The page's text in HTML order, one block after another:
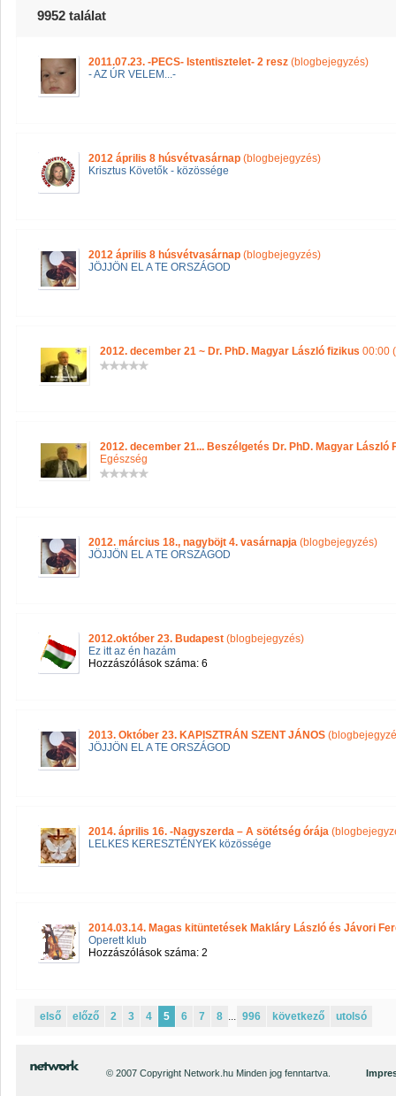
9952 találat
2011.07.23. -PECS- Istentisztelet- 2 resz (blogbejegyzés)
- AZ ÚR VELEM...-
2012 április 8 húsvétvasárnap (blogbejegyzés)
Krisztus Követők - közössége
2012 április 8 húsvétvasárnap (blogbejegyzés)
JÖJJÖN EL A TE ORSZÁGOD
2012. december 21 ~ Dr. PhD. Magyar László fizikus 00:00
2012. december 21... Beszélgetés Dr. PhD. Magyar László
Egészség
2012. március 18., nagyböjt 4. vasárnapja (blogbejegyzés)
JÖJJÖN EL A TE ORSZÁGOD
2012.október 23. Budapest (blogbejegyzés)
Ez itt az én hazám
Hozzászólások száma: 6
2013. Október 23. KAPISZTRÁN SZENT JÁNOS
JÖJJÖN EL A TE ORSZÁGOD
2014. április 16. -Nagyszerda – A sötétség órája
LELKES KERESZTÉNYEK közössége
2014.03.14. Magas kitüntetések Makláry László és Jávori
Operett klub
Hozzászólások száma: 2
első előző 2 3 4 5 6 7 8 ... 996 következő utolsó
© 2007 Copyright Network.hu Minden jog fenntartva.